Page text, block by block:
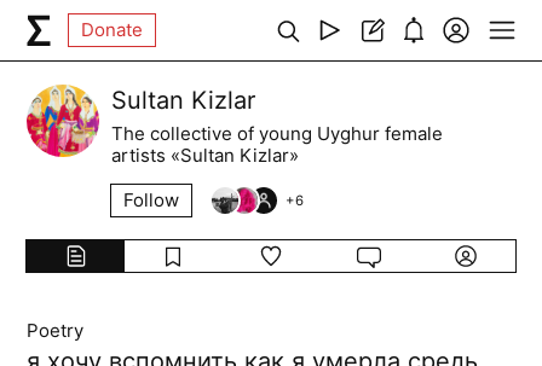
Donate
Sultan Kizlar
The collective of young Uyghur female
artists «Sultan Kizlar»
Follow
+6
Poetry